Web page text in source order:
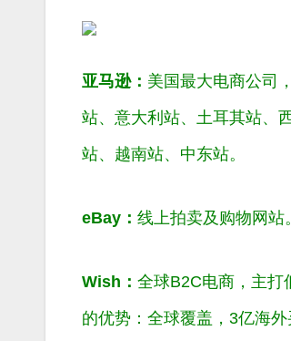
亚马逊： 美国最大电商公司
站、意大利站、土耳其站、
站、越南站、中东站。
eBay： 线上拍卖及购物网站
Wish： 全球B2C电商，主打
的优势：全球覆盖，3亿海